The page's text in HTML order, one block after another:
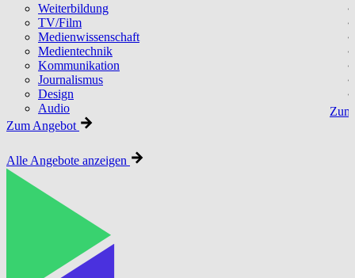
Weiterbildung
TV/Film
Medienwissenschaft
Medientechnik
Kommunikation
Journalismus
Design
Audio
Zum Angebot
Alle Angebote anzeigen